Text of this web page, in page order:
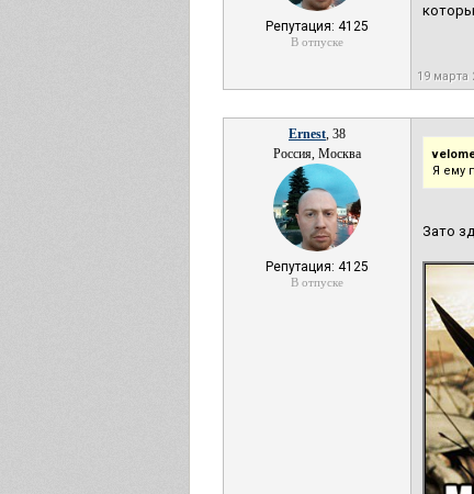
Репутация: 4125
В отпуске
19
Ernest, 38
Россия, Москва
Репутация: 4125
В отпуске
Я ему
Зато